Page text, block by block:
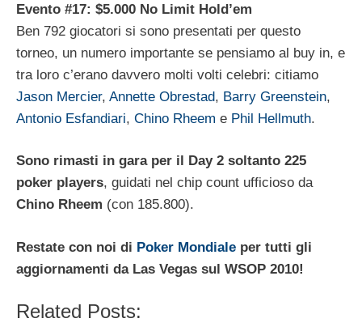
Evento #17: $5.000 No Limit Hold’em
Ben 792 giocatori si sono presentati per questo
torneo, un numero importante se pensiamo al buy in, e
tra loro c’erano davvero molti volti celebri: citiamo
Jason Mercier, Annette Obrestad, Barry Greenstein,
Antonio Esfandiari, Chino Rheem e Phil Hellmuth.
Sono rimasti in gara per il Day 2 soltanto 225
poker players, guidati nel chip count ufficioso da
Chino Rheem (con 185.800).
Restate con noi di Poker Mondiale per tutti gli
aggiornamenti da Las Vegas sul WSOP 2010!
Related Posts: